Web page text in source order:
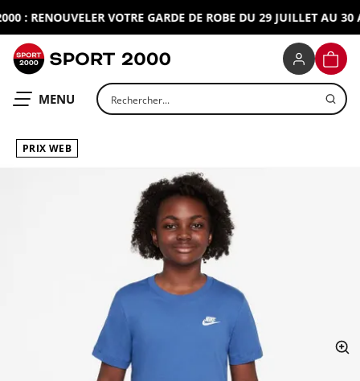
: RENOUVELER VOTRE GARDE DE ROBE DU 29 JUILLET AU 30
OUVRIR LE
MENU Rechercher un produit
PRIX WEB